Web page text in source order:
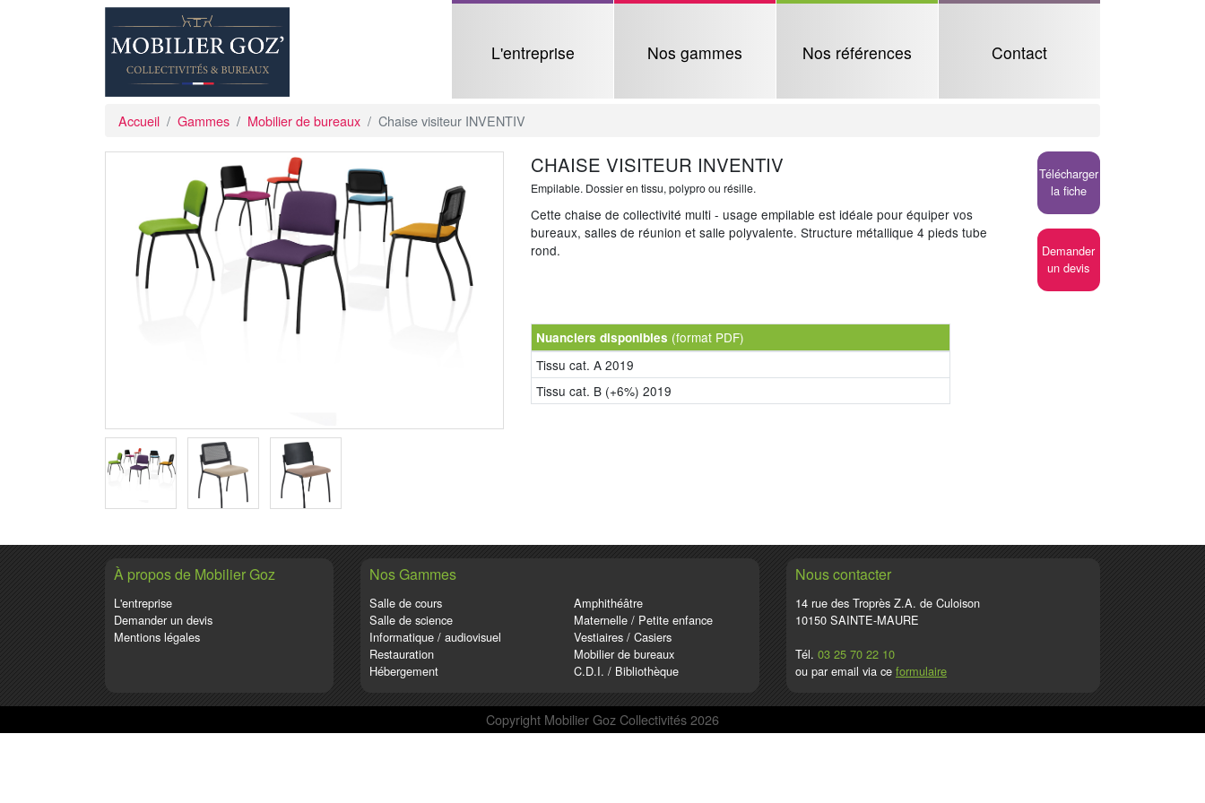
L'entreprise Nos gammes Nos références Contact
Accueil Gammes Mobilier de bureaux Chaise visiteur INVENTIV
CHAISE VISITEUR INVENTIV
Empilable. Dossier en tissu, polypro ou résille.
Cette chaise de collectivité multi - usage empilable est idéale pour équiper vos
bureaux, salles de réunion et salle polyvalente. Structure métallique 4 pieds tube
rond.
Télécharger
la fiche
Demander
un devis
Nuanciers disponibles (format PDF)
Tissu cat. A 2019
Tissu cat. B (+6%) 2019
Nos Gammes
Salle de cours
Salle de science
Informatique / audiovisuel
Restauration
Hébergement
Amphithéâtre
Maternelle / Petite enfance
Vestiaires / Casiers
Mobilier de bureaux
C.D.I. / Bibliothèque
Nous contacter
14 rue des Troprès Z.A. de Culoison
10150 SAINTE-MAURE
Tél. 03 25 70 22 10
ou par email via ce formulaire
À propos de Mobilier Goz
L'entreprise
Demander un devis
Mentions légales
Copyright Mobilier Goz Collectivités 2026